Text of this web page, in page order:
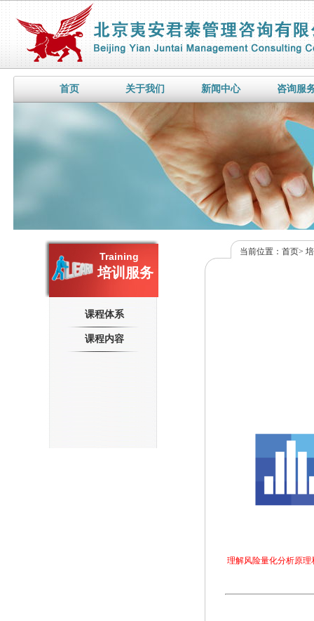
首页 关于我们 新闻中心 咨询服
Training
培训服务
课程体系
课程内容
当前位置： 首页>
理解风险量化分析原